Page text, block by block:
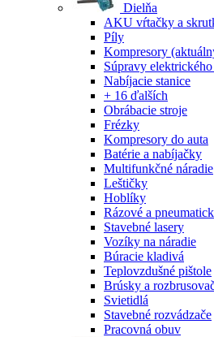
Dielňa
AKU vŕtačky a
Píly
Kompresory
Súpravy elektrického
Nabíjacie stanice
+ 16 ďalších
Obrábacie stroje
Frézky
Kompresory do auta
Batérie a nabíjačky
Multifunkčné náradie
Leštičky
Hoblíky
Rázové a
Stavebné lasery
Vozíky na náradie
Búracie kladivá
Teplovzdušné pištole
Brúsky a
Svietidlá
Stavebné rozvádzače
Pracovná obuv